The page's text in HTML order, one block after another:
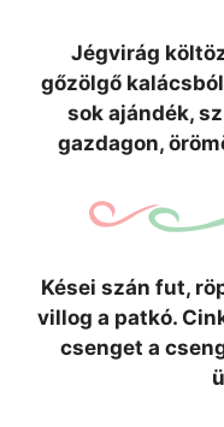
Jégvirág
gőzölgő
sok ajándék,
gazdagon,
Kései szán fut,
villog a patkó.
csenget a